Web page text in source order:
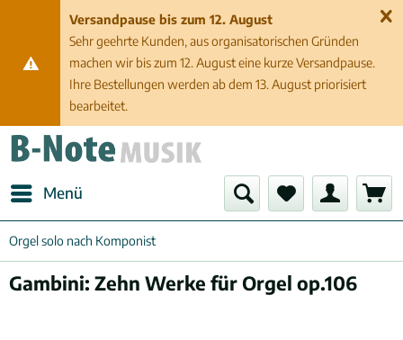
Versandpause bis zum 12. August
Sehr geehrte Kunden, aus organisatorischen Gründen
machen wir bis zum 12. August eine kurze Versandpause.
Ihre Bestellungen werden ab dem 13. August priorisiert
bearbeitet.
Menü
Orgel solo nach Komponist
Gambini: Zehn Werke für Orgel op.106